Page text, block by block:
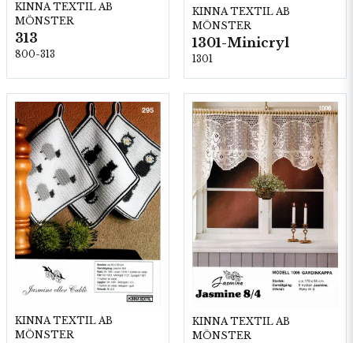
KINNA TEXTIL AB
MÖNSTER
313
800-313
KINNA TEXTIL AB
MÖNSTER
1301-Minicryl
1301
KINNA TEXTIL AB
MÖNSTER
KINNA TEXTIL AB
MÖNSTER